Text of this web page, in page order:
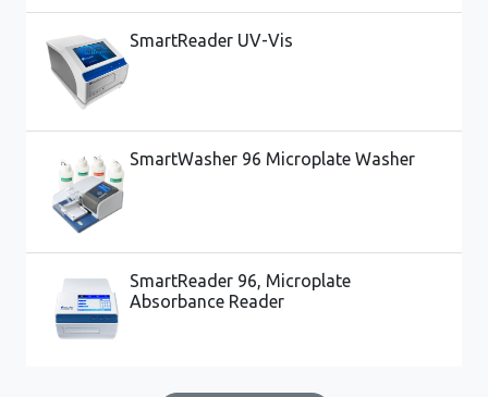
SmartReader UV-Vis
SmartWasher 96 Microplate Washer
SmartReader 96, Microplate
Absorbance Reader